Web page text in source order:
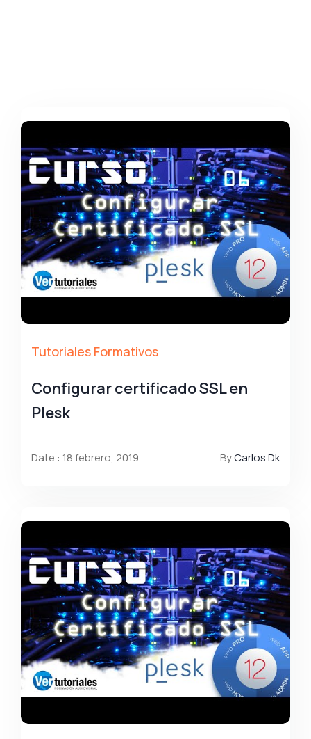
Tutoriales Formativos
Configurar certificado SSL en
Plesk
Date : 18 febrero, 2019 ByCarlos Dk